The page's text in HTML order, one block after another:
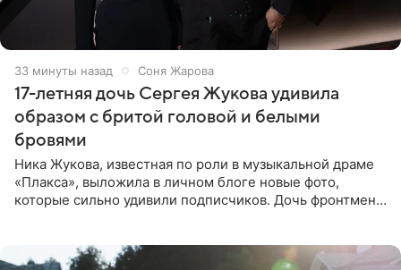
33 минуты назад Соня Жарова
17-летняя дочь Сергея Жукова удивила
образом с бритой головой и белыми
бровями
Ника Жукова, известная по роли в музыкальной драме
«Плакса», выложила в личном блоге новые фото,
которые сильно удивили подписчиков. Дочь фронтмена